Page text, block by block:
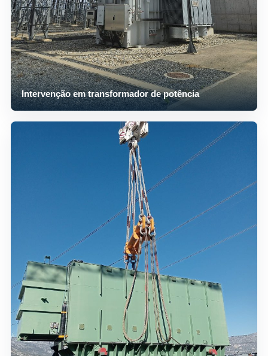
Intervenção em transformador de potência